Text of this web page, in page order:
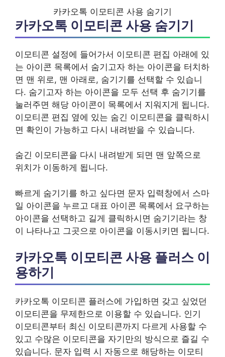
카카오톡 이모티콘 사용 숨기기
카카오톡 이모티콘 사용 숨기기
이모티콘 설정에 들어가서 이모티콘 편집 아래에 있
는 아이콘 목록에서 숨기고자 하는 아이콘을 터치하
면 맨 위로, 맨 아래로, 숨기기를 선택할 수 있습니
다. 숨기고자 하는 아이콘을 모두 선택 후 숨기기를
눌러주면 해당 아이콘이 목록에서 지워지게 됩니다.
이모티콘 편집 옆에 있는 숨긴 이모티콘을 클릭하시
면 확인이 가능하고 다시 내려받을 수 있습니다.
숨긴 이모티콘을 다시 내려받게 되면 맨 앞쪽으로
위치가 이동하게 됩니다.
빠르게 숨기기를 하고 싶다면 문자 입력창에서 스마
일 아이콘을 누르고 대표 아이콘 목록에서 요구하는
아이콘을 선택하고 길게 클릭하시면 숨기기라는 창
이 나타나고 그곳으로 아이콘을 이동시키면 됩니다.
카카오톡 이모티콘 사용 플러스 이
용하기
카카오톡 이모티콘 플러스에 가입하면 갖고 싶었던
이모티콘을 무제한으로 이용할 수 있습니다. 인기
이모티콘부터 최신 이모티콘까지 다르게 사용할 수
있고 수많은 이모티콘을 자기만의 방식으로 즐길 수
있습니다. 문자 입력 시 자동으로 해당하는 이모티